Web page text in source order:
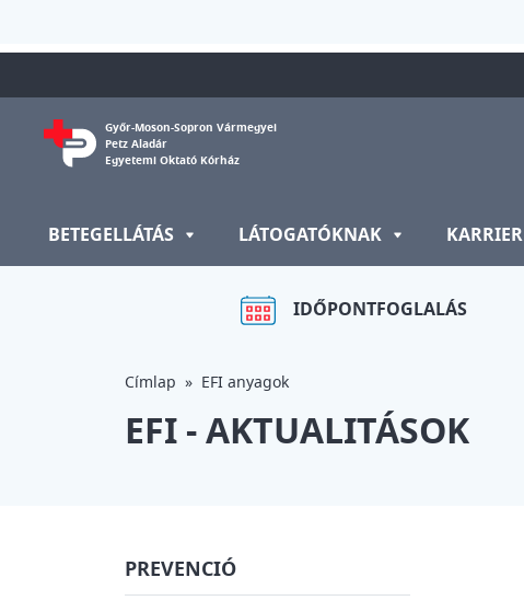
Győr-Moson-Sopron Vármegyei
Petz Aladár
Egyetemi Oktató Kórház
BETEGELLÁTÁS LÁTOGATÓKNAK KARRIER
IDŐPONTFOGLALÁS
Címlap EFI anyagok
EFI - AKTUALITÁSOK
PREVENCIÓ